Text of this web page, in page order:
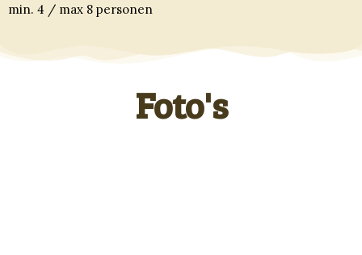
min. 4 / max 8 personen
Foto's